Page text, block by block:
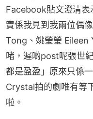
Facebook貼文澄清表
實係我見到我兩位偶
Tong、姚瑩瑩 Eileen
啫，遲啲post呢張世
都是盈盈」原來只係
Crystal拍的劇唯有等
啦。